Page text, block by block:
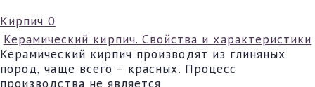
Кирпич 0
Керамический кирпич. Свойства и характеристики
Керамический кирпич производят из глиняных
пород, чаще всего – красных. Процесс
производства не является